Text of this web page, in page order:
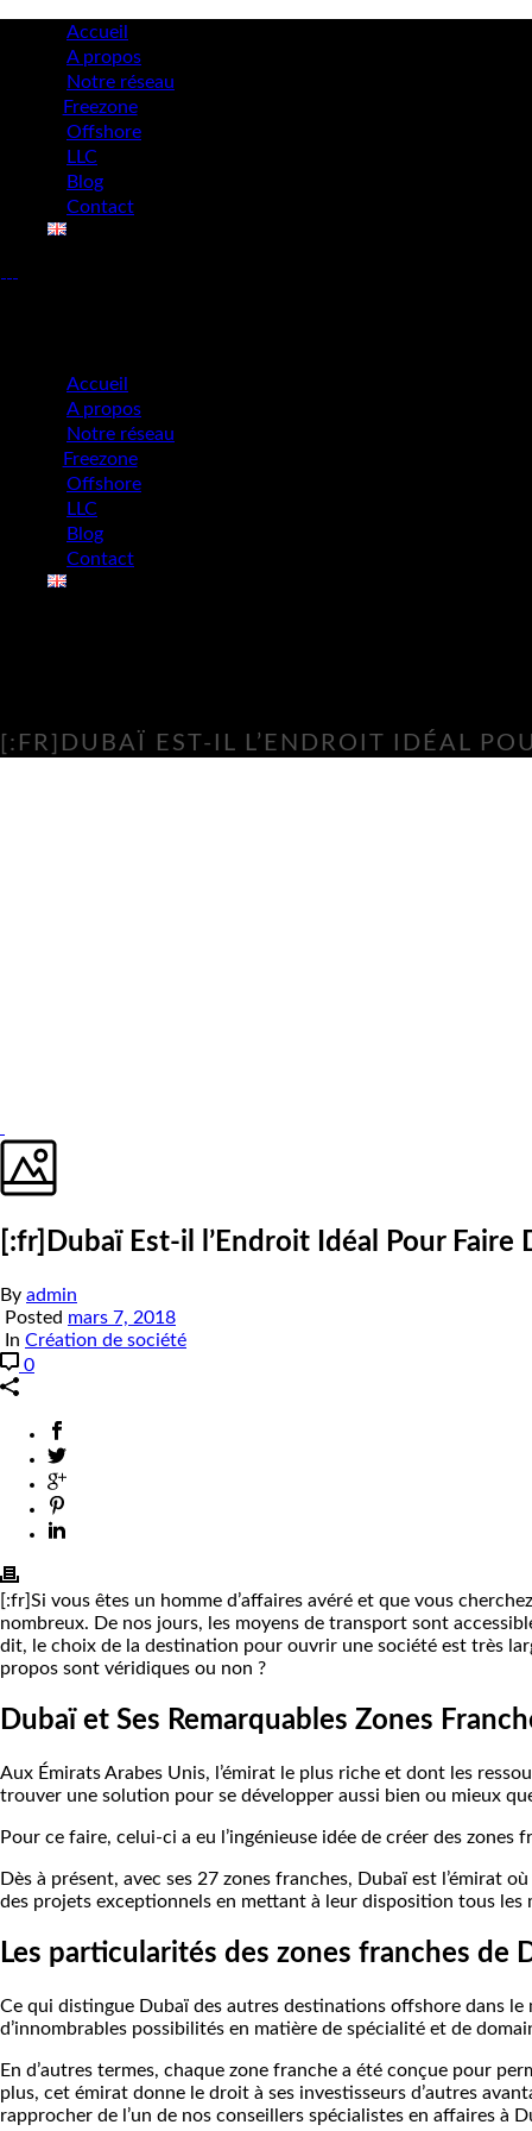
Accueil
A propos
Notre réseau
Freezone
Offshore
LLC
Blog
Contact
Accueil
A propos
Notre réseau
Freezone
Offshore
LLC
Blog
Contact
[:FR]DUBAÏ EST-IL L’ENDROIT IDÉAL
[:fr]Dubaï Est-il l’Endroit Idéal Pour Faire
By admin
Posted mars 7, 2018
In Création de société
0
[:fr]Si vous êtes un homme d’affaires avéré et que vous
nombreux. De nos jours, les moyens de transport sont
dit, le choix de la destination pour ouvrir une société est très
propos sont véridiques ou non ?
Dubaï et Ses Remarquables Zones
Aux Émirats Arabes Unis, l’émirat le plus riche et dont les
trouver une solution pour se développer aussi bien ou mieux
Pour ce faire, celui-ci a eu l’ingénieuse idée de créer des
Dès à présent, avec ses 27 zones franches, Dubaï est l’émirat
des projets exceptionnels en mettant à leur disposition tous les
Les particularités des zones franches de
Ce qui distingue Dubaï des autres destinations offshore dans
d’innombrables possibilités en matière de spécialité et de
En d’autres termes, chaque zone franche a été conçue pour
plus, cet émirat donne le droit à ses investisseurs d’autres
rapprocher de l’un de nos conseillers spécialistes en affaires à